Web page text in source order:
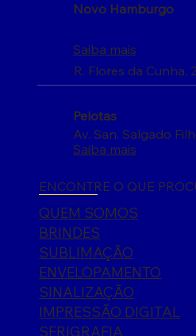
Novo Hamburgo
R. Flores da Cunha,
Saiba mais
Pelotas
Av. San. Salgado
Saiba mais
ENCONTRE O QUE
QUEM SOMOS
BRINDES
SUBLIMAÇÃO
ENVELOPAMENTO
SINALIZAÇÃO
IMPRESSÃO DIGITAL
SERIGRAFIA